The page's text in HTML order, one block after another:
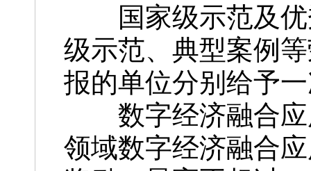
国家级示范及优
级示范、典型案例
报的单位分别给予
数字经济融合应
领域数字经济融合